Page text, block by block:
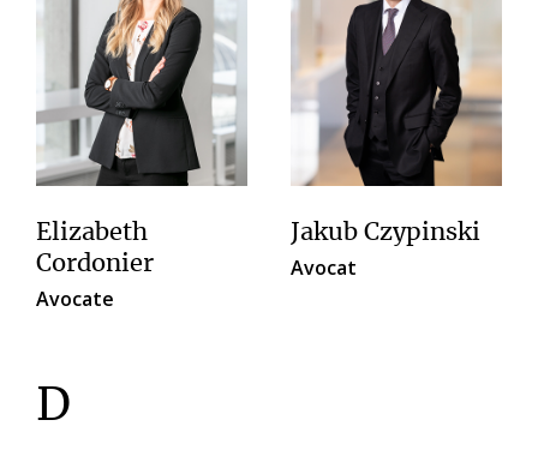
Elizabeth
Cordonier
Avocate
Jakub Czypinski
Avocat
D